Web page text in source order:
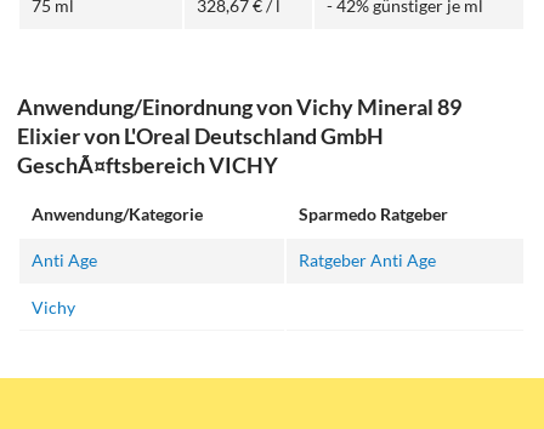
75 ml 328,67 € / l - 42% günstiger je ml
Anwendung/Einordnung von Vichy Mineral 89
Elixier von L'Oreal Deutschland GmbH
GeschÃ¤ftsbereich VICHY
Anwendung/Kategorie Sparmedo Ratgeber
Anti Age Ratgeber Anti Age
Vichy